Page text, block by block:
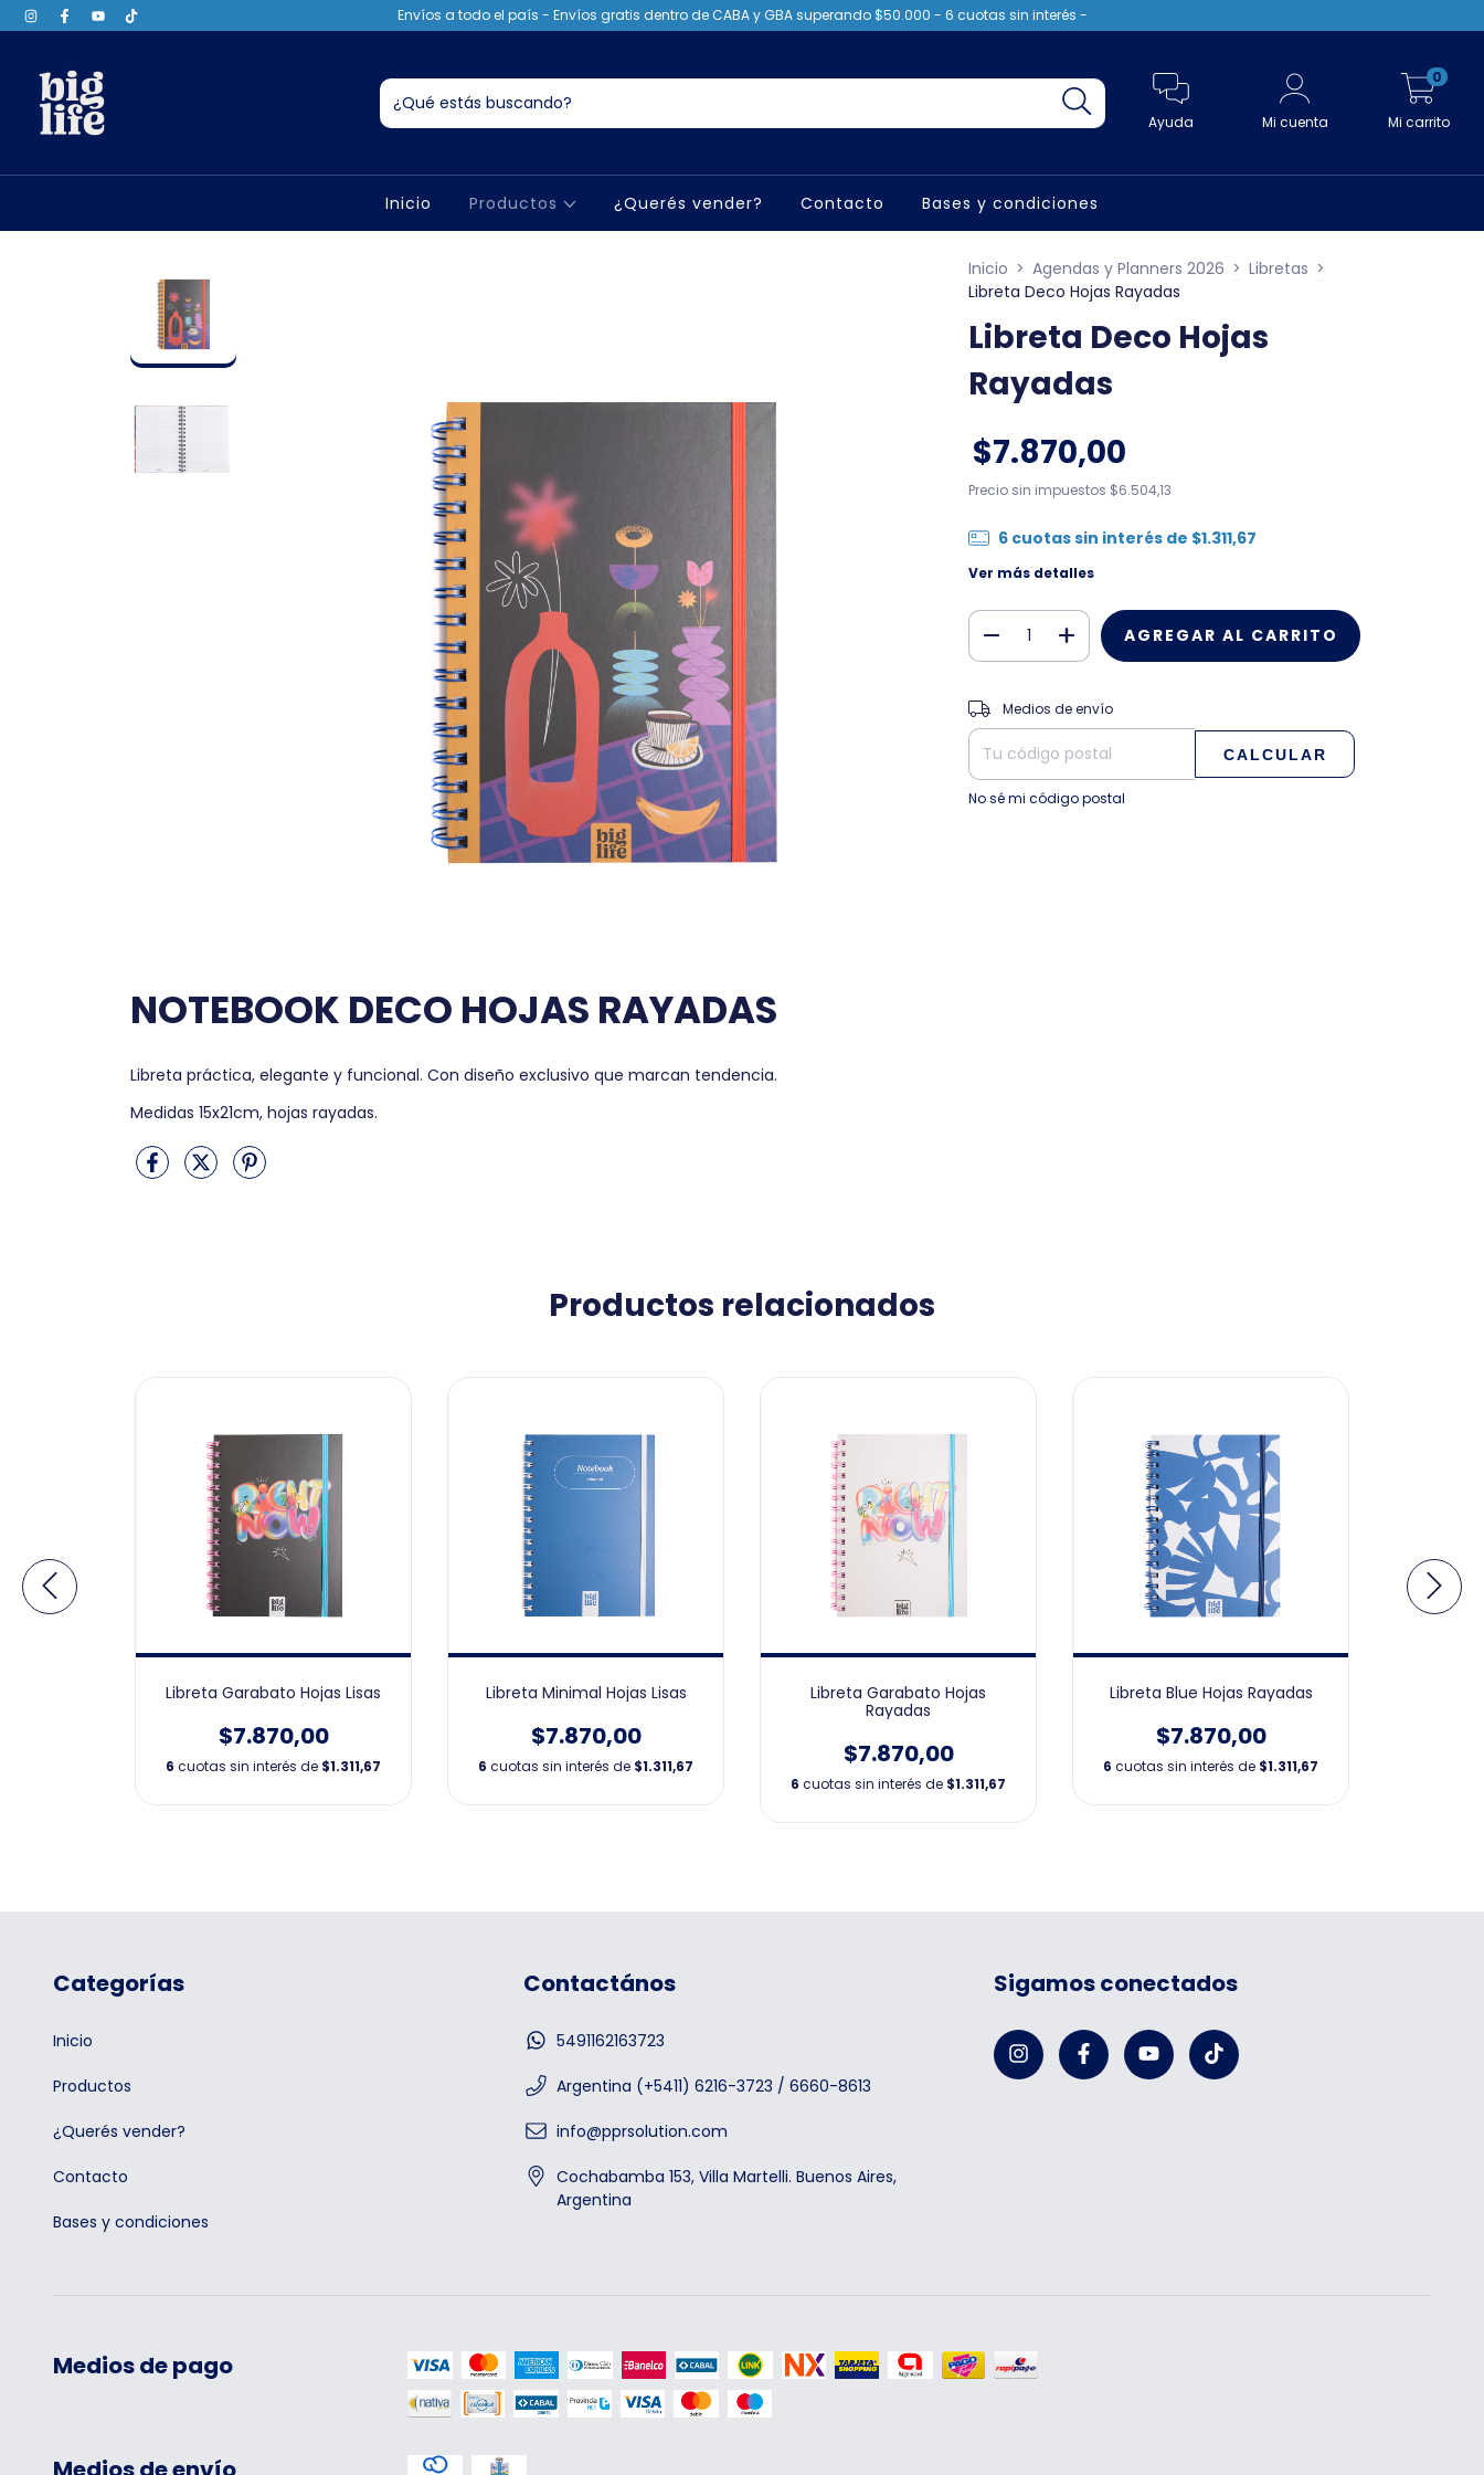
Envíos a todo el país - Envíos gratis dentro de CABA y GBA superando $50.000 - 6 cuotas sin interés -
Ayuda Mi cuenta Mi carrito
0
Inicio Productos ¿Querés vender? Contacto Bases y condiciones
NOTEBOOK DECO HOJAS RAYADAS
Libreta práctica, elegante y funcional. Con diseño exclusivo que marcan tendencia.
Medidas 15x21cm, hojas rayadas.
Inicio > Agendas y Planners 2026 > Libretas >
Libreta Deco Hojas Rayadas
Libreta Deco Hojas
Rayadas
$7.870,00
Precio sin impuestos $6.504,13
6 cuotas sin interés de $1.311,67
Ver más detalles
Entregas para el CP:
Medios de envío
CALCULAR
No sé mi código postal
Productos relacionados
Libreta Garabato Hojas Lisas
$7.870,00
6 cuotas sin interés de $1.311,67
Libreta Minimal Hojas Lisas
$7.870,00
6 cuotas sin interés de $1.311,67
Libreta Garabato Hojas
Rayadas
$7.870,00
6 cuotas sin interés de $1.311,67
Libreta Blue Hojas Rayadas
$7.870,00
6 cuotas sin interés de $1.311,67
Categorías
Inicio
Productos
¿Querés vender?
Contacto
Bases y condiciones
Contactános
5491162163723
Argentina (+5411) 6216-3723 / 6660-8613
info@pprsolution.com
Cochabamba 153, Villa Martelli. Buenos Aires,
Argentina
Sigamos conectados
Medios de pago